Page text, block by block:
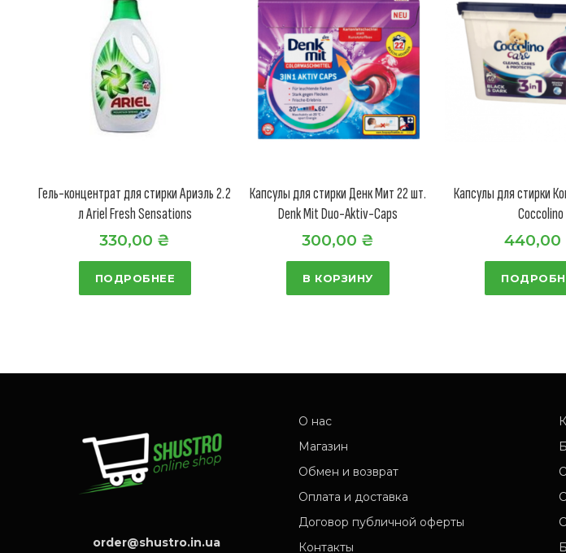
Гель-концентрат для стирки Ариэль 2.2
л Ariel Fresh Sensations
330,00 ₴
ПОДРОБНЕЕ
Капсулы для стирки Денк Мит 22 шт.
Denk Mit Duo-Aktiv-Caps
300,00 ₴
В КОРЗИНУ
Капсулы для стирки
Coccolino
440,00
order@shustro.in.ua
О нас
Магазин
Обмен и возврат
Оплата и доставка
Договор публичной оферты
Контакты